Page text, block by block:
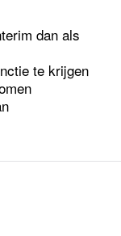
dan als
te krijgen